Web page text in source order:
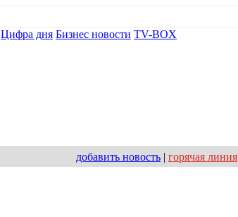
Цифра дня Бизнес новости TV-BOX
добавить новость | горячая линия